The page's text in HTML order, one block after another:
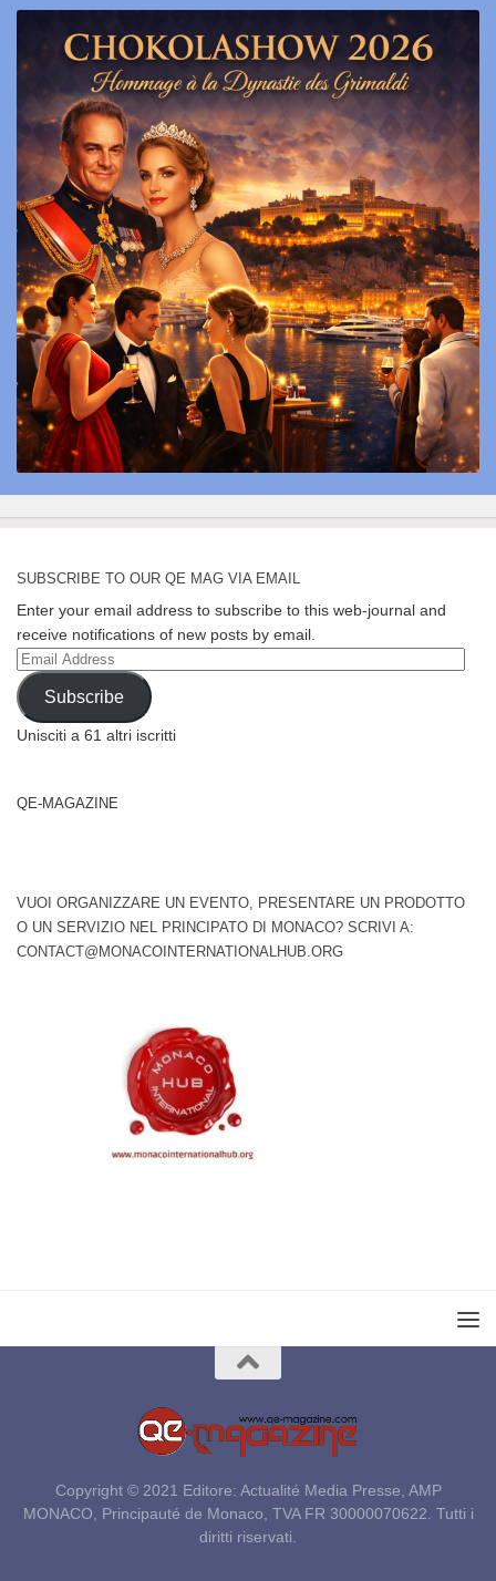
SUBSCRIBE TO OUR QE MAG VIA EMAIL
Enter your email address to subscribe to this web-journal and
receive notifications of new posts by email.
Email
Address
Subscribe
Unisciti a 61 altri iscritti
QE-MAGAZINE
VUOI ORGANIZZARE UN EVENTO, PRESENTARE UN PRODOTTO
O UN SERVIZIO NEL PRINCIPATO DI MONACO? SCRIVI A:
CONTACT@MONACOINTERNATIONALHUB.ORG
Copyright © 2021 Editore: Actualité Media Presse, AMP
MONACO, Principauté de Monaco, TVA FR 30000070622. Tutti i
diritti riservati.